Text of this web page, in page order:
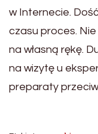
w Internecie.
czasu proces.
na własną rękę.
na wizytę u
preparaty